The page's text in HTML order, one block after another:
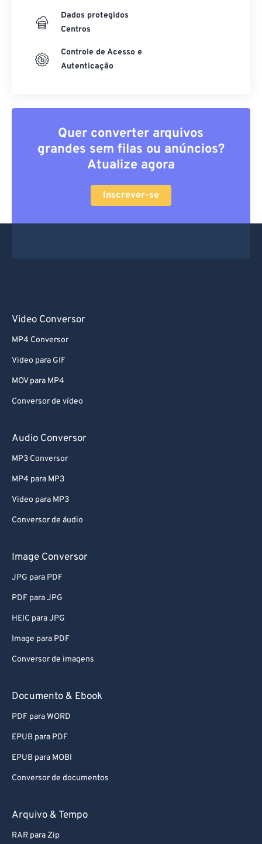
Dados protegidos
Centros
Controle de Acesso e
Autenticação
Quer converter arquivos
grandes sem filas ou anúncios?
Atualize agora
Inscrever-se
Video Conversor
MP4 Conversor
Video para GIF
MOV para MP4
Conversor de vídeo
Audio Conversor
MP3 Conversor
MP4 para MP3
Video para MP3
Conversor de áudio
Image Conversor
JPG para PDF
PDF para JPG
HEIC para JPG
Image para PDF
Conversor de imagens
Documento & Ebook
PDF para WORD
EPUB para PDF
EPUB para MOBI
Conversor de documentos
Arquivo & Tempo
RAR para Zip